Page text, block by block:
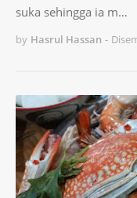
suka sehingga ia m…
by Hasrul Hassan -